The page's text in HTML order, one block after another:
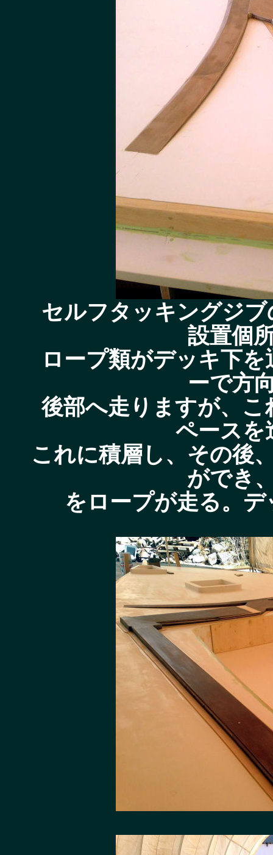
セルフタッキングジ
設置個
ロープ類がデッキ下
ーで方
後部へ走りますが、
ペースを
これに積層し、その後
ができ
をロープが走る。